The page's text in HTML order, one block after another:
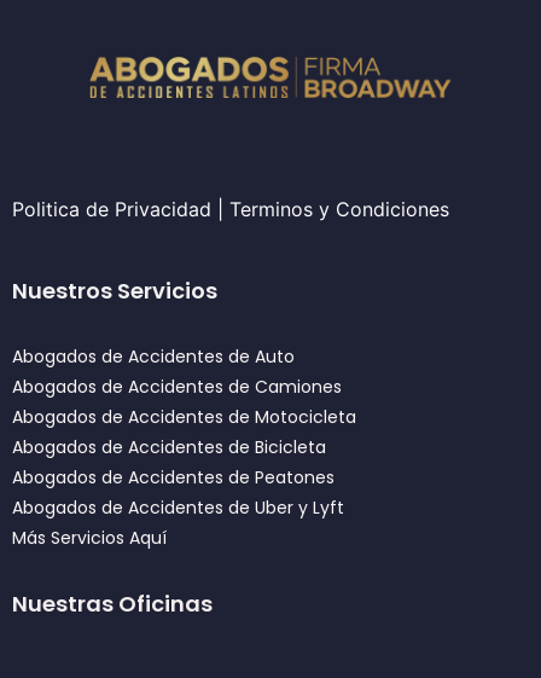
Politica de Privacidad Terminos y Condiciones
Nuestros Servicios
Abogados de Accidentes de Auto
Abogados de Accidentes de Camiones
Abogados de Accidentes de Motocicleta
Abogados de Accidentes de Bicicleta
Abogados de Accidentes de Peatones
Abogados de Accidentes de Uber y Lyft
Más Servicios Aquí
Nuestras Oficinas